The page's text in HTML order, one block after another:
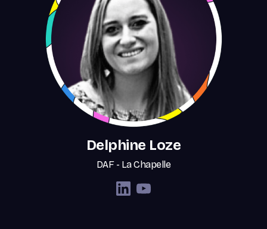
Delphine Loze
DAF - La Chapelle